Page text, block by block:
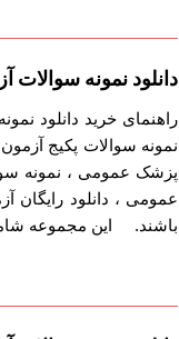
دانلود نمونه
راهنمای خرید دانلود
پزشک عمومی ، نمونه
عمومی ، دانلود رایگان
باشند. این مجموعه